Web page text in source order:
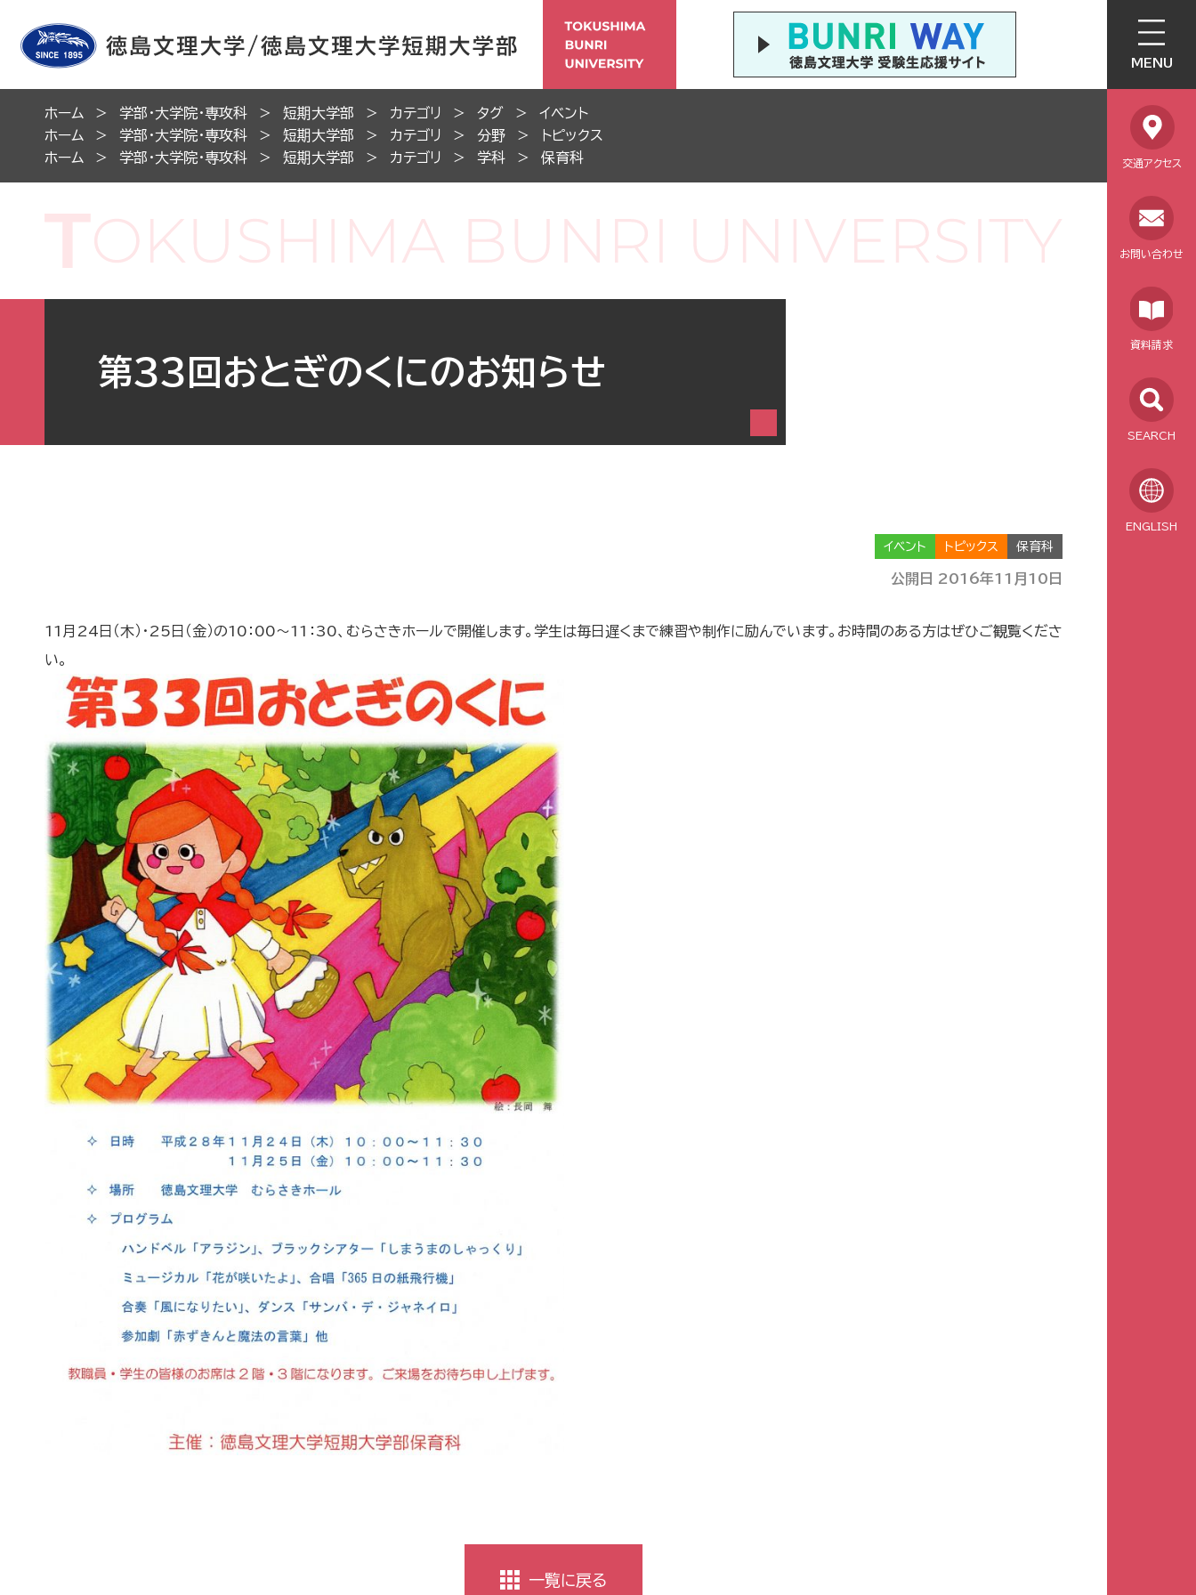
MENU
交通アクセス
お問い合わせ
資料請求
SEARCH
ENGLISH
ホーム 学部・大学院・専攻科 短期大学部 カテゴリ タグ
イベント
ホーム
学部・大学院・専攻科 短期大学部 カテゴリ 分野
トピックス
ホーム
学部・大学院・専攻科 短期大学部 カテゴリ 学科 保育科
第33回おとぎのくにのお知らせ
イベント トピックス 保育科
公開日 2016年11月10日
11月24日（木）・25日（金）の10：00～11：30、むらさきホールで開催します。学生は毎日遅くまで練習や制作に励んでいます。お時間のある方はぜひご観覧くださ
い。
一覧に戻る